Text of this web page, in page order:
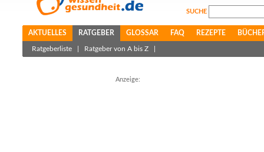
SUCHE
AKTUELLES RATGEBER GLOSSAR FAQ REZEPTE
Ratgeberliste Ratgeber von A bis Z
Anzeige: